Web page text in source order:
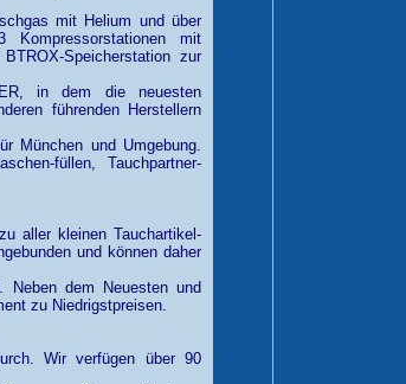
mit Helium und über
mit
Speicherstation zur
in dem die neuesten
führenden Herstellern
München und Umgebung.
füllen, Tauchpartner-
aller kleinen Tauchartikel-
und können daher
Neben dem Neuesten und
zu Niedrigstpreisen.
Wir verfügen über 90